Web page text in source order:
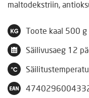
maltodekstriin,
Toote kaal 500 g
Säilivusaeg 12